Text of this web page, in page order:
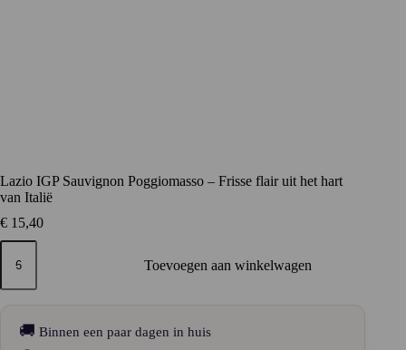
Lazio IGP Sauvignon Poggiomasso – Frisse flair uit het hart
van Italië
€ 15,40
Lazio
IGP
Poggiomasso
Frisse
flair
Toevoegen aan winkelwagen
🚚 Binnen een paar dagen in huis